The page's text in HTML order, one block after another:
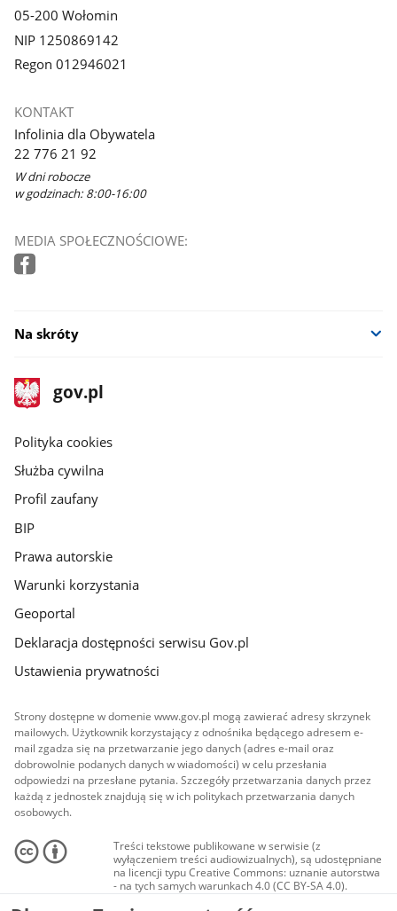
05-200 Wołomin
NIP 1250869142
Regon 012946021
KONTAKT
Infolinia dla Obywatela
22 776 21 92
W dni robocze
w godzinach: 8:00-16:00
MEDIA SPOŁECZNOŚCIOWE:
Na skróty
stopka
gov.pl
Strona
gov.pl
gov.pl
Polityka cookies
Służba cywilna
Profil zaufany
BIP
Prawa autorskie
Warunki korzystania
Geoportal
Deklaracja dostępności serwisu Gov.pl
Ustawienia prywatności
Strony dostępne w domenie www.gov.pl mogą zawierać adresy skrzynek
mailowych. Użytkownik korzystający z odnośnika będącego adresem e-
mail zgadza się na przetwarzanie jego danych (adres e-mail oraz
dobrowolnie podanych danych w wiadomości) w celu przesłania
odpowiedzi na przesłane pytania. Szczegóły przetwarzania danych przez
każdą z jednostek znajdują się w ich politykach przetwarzania danych
osobowych.
Treści tekstowe publikowane w serwisie (z
wyłączeniem treści audiowizualnych), są udostępniane
na licencji typu Creative Commons: uznanie autorstwa
- na tych samych warunkach 4.0 (CC BY-SA 4.0).
Materiały audiowizualne, w tym zdjęcia, materiały